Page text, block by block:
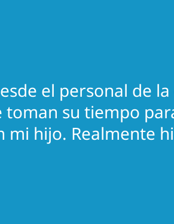
el personal de
toman su tiempo
mi hijo. Realmente